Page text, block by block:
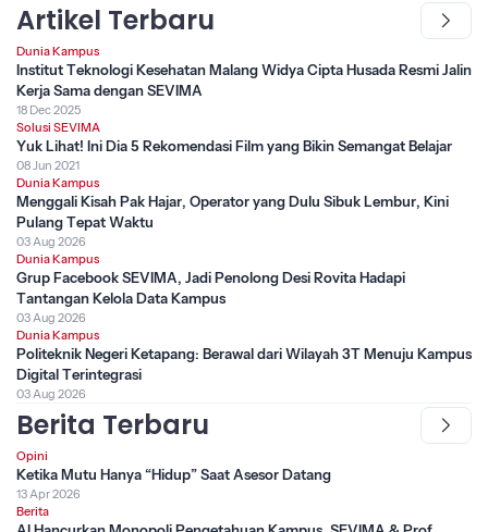
Artikel Terbaru
Dunia Kampus
Institut Teknologi Kesehatan Malang Widya Cipta Husada Resmi Jalin
Kerja Sama dengan SEVIMA
18 Dec 2025
Solusi SEVIMA
Yuk Lihat! Ini Dia 5 Rekomendasi Film yang Bikin Semangat Belajar
08 Jun 2021
Dunia Kampus
Menggali Kisah Pak Hajar, Operator yang Dulu Sibuk Lembur, Kini
Pulang Tepat Waktu
03 Aug 2026
Dunia Kampus
Grup Facebook SEVIMA, Jadi Penolong Desi Rovita Hadapi
Tantangan Kelola Data Kampus
03 Aug 2026
Dunia Kampus
Politeknik Negeri Ketapang: Berawal dari Wilayah 3T Menuju Kampus
Digital Terintegrasi
03 Aug 2026
Berita Terbaru
Opini
Ketika Mutu Hanya “Hidup” Saat Asesor Datang
13 Apr 2026
Berita